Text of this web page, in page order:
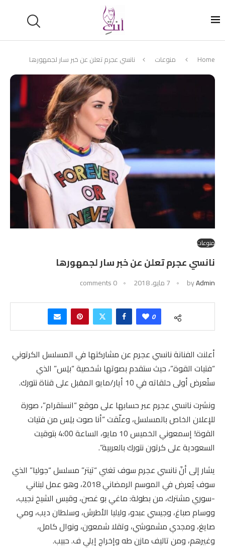
Home منوعات نانسي عجرم تعلن عن خبر سار لجمهورها
منوعات
نانسي عجرم تعلن عن خبر سار لجمهورها
byAdmin 7 مايو، 2018 0 comments
0
أعلنت الفنانة نانسي عجرم عن مشاركتها في المسلسل الكرتوني
“فتيات القوة”، حيث ستقدم بصوتها شخصية “بلِس” الذي
ستُعرض أولى حلقاته في 10 أيار/مايو المقبل على قناة نتورك.
ونشرت نانسي عجرم عبر حسابها على موقع “انستقرام”، صورة
للإعلان الخاص بالمسلسل، وعلّقت “أنا صوت بلِس من فتيات
القوة! إسمعوني الخميس 10 مايو، الساعة 4:00 بتوقيت
السعودية على كرتون نتورك بالعربية”.
يشار إلى أنّ نانسي عجرم سوف تغني “تيتر” مسلسل “جوليا” الذي
سوف يُعرض في الموسم الرمضاني 2018، وهو عمل لبناني
-سوري مشترك، من بطولة: ماغي بو غصن، وقيس الشيخ نجيب،
ووسام صباغ، وجيسي عبدو، وليليا الأطرش، وسلطان ديب، ومي
صايغ، ومجدي مشموشي، وتقلا شمعون، ونوال كامل،
وغيرهم، ومن تاليف مازن طه وإخراج إيلي ف. حبيب.